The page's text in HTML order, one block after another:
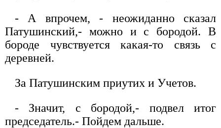
- А впрочем, - неожиданно сказал
Патушинский,- можно и с бородой. В
бороде чувствуется какая-то связь с
деревней.
За Патушинским приутих и Учетов.
- Значит, с бородой,- подвел итог
председатель.- Пойдем дальше.